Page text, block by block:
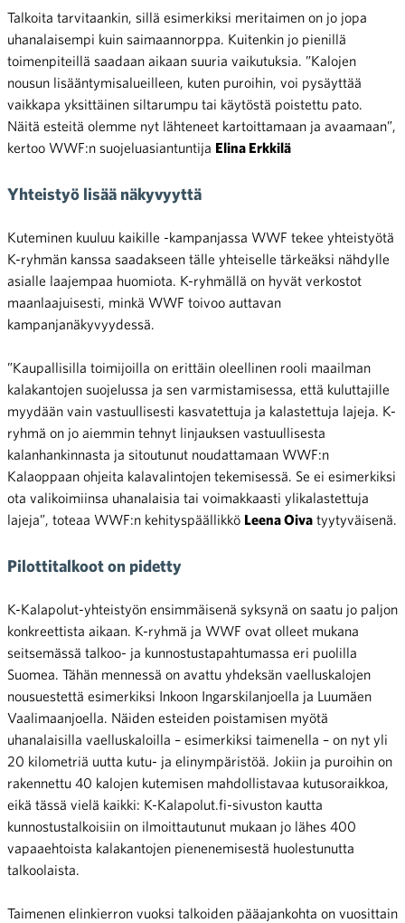
Talkoita tarvitaankin, sillä esimerkiksi meritaimen on jo jopa
uhanalaisempi kuin saimaannorppa. Kuitenkin jo pienillä
toimenpiteillä saadaan aikaan suuria vaikutuksia. ”Kalojen
nousun lisääntymisalueilleen, kuten puroihin, voi pysäyttää
vaikkapa yksittäinen siltarumpu tai käytöstä poistettu pato.
Näitä esteitä olemme nyt lähteneet kartoittamaan ja avaamaan”,
kertoo WWF:n suojeluasiantuntija Elina Erkkilä
Yhteistyö lisää näkyvyyttä
Kuteminen kuuluu kaikille -kampanjassa WWF tekee yhteistyötä
K-ryhmän kanssa saadakseen tälle yhteiselle tärkeäksi nähdylle
asialle laajempaa huomiota. K-ryhmällä on hyvät verkostot
maanlaajuisesti, minkä WWF toivoo auttavan
kampanjanäkyvyydessä.
”Kaupallisilla toimijoilla on erittäin oleellinen rooli maailman
kalakantojen suojelussa ja sen varmistamisessa, että kuluttajille
myydään vain vastuullisesti kasvatettuja ja kalastettuja lajeja. K-
ryhmä on jo aiemmin tehnyt linjauksen vastuullisesta
kalanhankinnasta ja sitoutunut noudattamaan WWF:n
Kalaoppaan ohjeita kalavalintojen tekemisessä. Se ei esimerkiksi
ota valikoimiinsa uhanalaisia tai voimakkaasti ylikalastettuja
lajeja”, toteaa WWF:n kehityspäällikkö Leena Oiva tyytyväisenä.
Pilottitalkoot on pidetty
K-Kalapolut-yhteistyön ensimmäisenä syksynä on saatu jo paljon
konkreettista aikaan. K-ryhmä ja WWF ovat olleet mukana
seitsemässä talkoo- ja kunnostustapahtumassa eri puolilla
Suomea. Tähän mennessä on avattu yhdeksän vaelluskalojen
nousuestettä esimerkiksi Inkoon Ingarskilanjoella ja Luumäen
Vaalimaanjoella. Näiden esteiden poistamisen myötä
uhanalaisilla vaelluskaloilla – esimerkiksi taimenella – on nyt yli
20 kilometriä uutta kutu- ja elinympäristöä. Jokiin ja puroihin on
rakennettu 40 kalojen kutemisen mahdollistavaa kutusoraikkoa,
eikä tässä vielä kaikki: K-Kalapolut.fi-sivuston kautta
kunnostustalkoisiin on ilmoittautunut mukaan jo lähes 400
vapaaehtoista kalakantojen pienenemisestä huolestunutta
talkoolaista.
Taimenen elinkierron vuoksi talkoiden pääajankohta on vuosittain